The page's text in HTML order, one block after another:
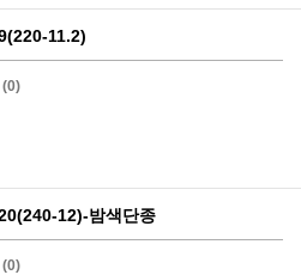
11.2)
(0)
12)-밤색단종
(0)